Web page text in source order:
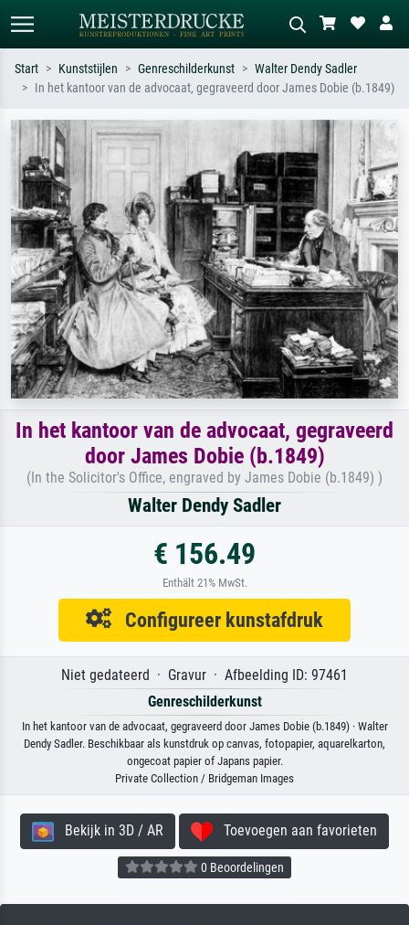
Zoek op kunstenaar, titel of stijl – bijv.
Monet, Sterrennacht, impressionisme,
Hokusai-golf, naakt.
Beschrijf de scène – bijv. groene
weide, abstract met veel rood, donker
olieverfschilderij, staand naakt naast
een boom.
Start Kunststijlen Genreschilderkunst
Walter Dendy Sadler
In het kantoor van de advocaat, gegraveerd door James Dobie (b.1849)
In het kantoor van de advocaat, gegraveerd
door James Dobie (b.1849)
(In the Solicitor's Office, engraved by James Dobie (b.1849) )
Walter Dendy Sadler
€ 156.49
Enthält 21% MwSt.
Configureer kunstafdruk
Niet gedateerd · Gravur · Afbeelding ID: 97461
Genreschilderkunst
In het kantoor van de advocaat, gegraveerd door James Dobie (b.1849) · Walter
Dendy Sadler. Beschikbaar als kunstdruk op canvas, fotopapier, aquarelkarton,
ongecoat papier of Japans papier.
Private Collection / Bridgeman Images
Bekijk in 3D / AR Toevoegen aan favorieten
0 Beoordelingen